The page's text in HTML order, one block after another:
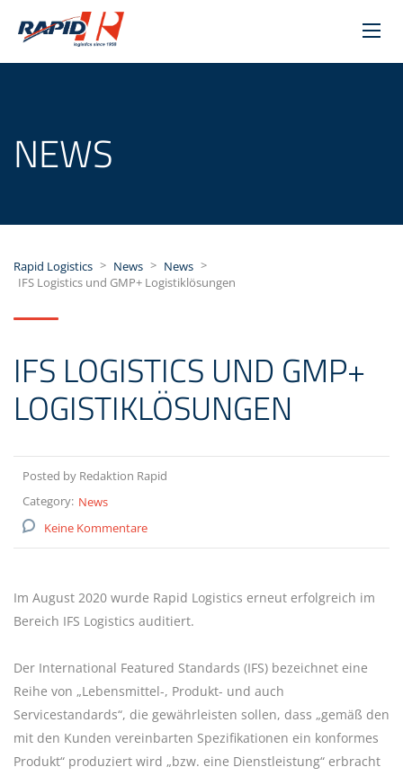
NEWS
Rapid Logistics > News > News >
IFS Logistics und GMP+ Logistiklösungen
IFS LOGISTICS UND GMP+
LOGISTIKLÖSUNGEN
Posted by Redaktion Rapid
Category: News
Keine Kommentare
Im August 2020 wurde Rapid Logistics erneut erfolgreich im
Bereich IFS Logistics auditiert.
Der International Featured Standards (IFS) bezeichnet eine
Reihe von „Lebensmittel-, Produkt- und auch
Servicestandards“, die gewährleisten sollen, dass „gemäß den
mit den Kunden vereinbarten Spezifikationen ein konformes
Produkt“ produziert wird „bzw. eine Dienstleistung“ erbracht